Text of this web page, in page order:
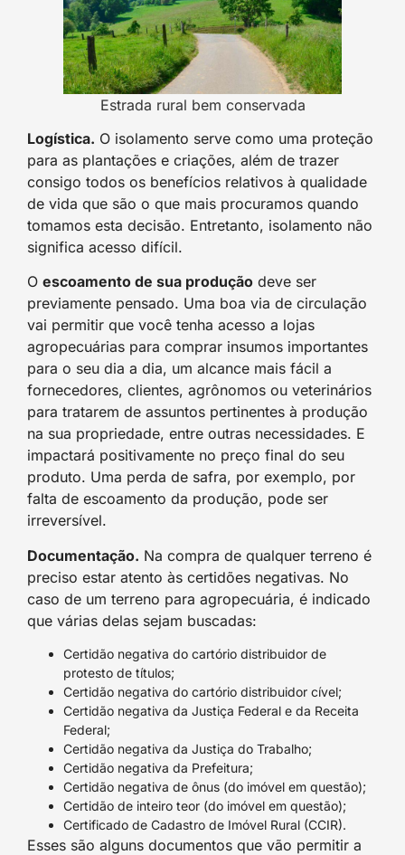
Estrada rural bem conservada
Logística. O isolamento serve como uma proteção
para as plantações e criações, além de trazer
consigo todos os benefícios relativos à qualidade
de vida que são o que mais procuramos quando
tomamos esta decisão. Entretanto, isolamento não
significa acesso difícil.
O escoamento de sua produção deve ser
previamente pensado. Uma boa via de circulação
vai permitir que você tenha acesso a lojas
agropecuárias para comprar insumos importantes
para o seu dia a dia, um alcance mais fácil a
fornecedores, clientes, agrônomos ou veterinários
para tratarem de assuntos pertinentes à produção
na sua propriedade, entre outras necessidades. E
impactará positivamente no preço final do seu
produto. Uma perda de safra, por exemplo, por
falta de escoamento da produção, pode ser
irreversível.
Documentação. Na compra de qualquer terreno é
preciso estar atento às certidões negativas. No
caso de um terreno para agropecuária, é indicado
que várias delas sejam buscadas:
Certidão negativa do cartório distribuidor de
protesto de títulos;
Certidão negativa do cartório distribuidor cível;
Certidão negativa da Justiça Federal e da Receita
Federal;
Certidão negativa da Justiça do Trabalho;
Certidão negativa da Prefeitura;
Certidão negativa de ônus (do imóvel em questão);
Certidão de inteiro teor (do imóvel em questão);
Certificado de Cadastro de Imóvel Rural (CCIR).
Esses são alguns documentos que vão permitir a